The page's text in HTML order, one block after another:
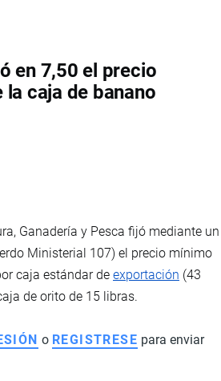
en 7,50 el precio
la caja de banano
Ganadería y Pesca fijó mediante un
Ministerial 107) el precio mínimo
caja estándar de exportación (43
de orito de 15 libras.
o REGISTRESE para enviar